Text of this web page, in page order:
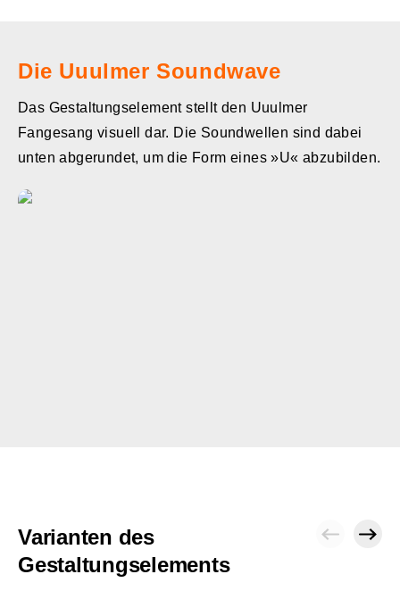
Die Uuulmer Soundwave
Das Gestaltungselement stellt den Uuulmer
Fangesang visuell dar. Die Soundwellen sind dabei
unten abgerundet, um die Form eines »U« abzubilden.
Varianten des
Gestaltungselements